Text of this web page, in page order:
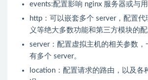
events:配置影响 nginx 服务器或与用
http：可以嵌套多个 server，配置代
义等绝大多数功能和第三方模块的配
server：配置虚拟主机的相关参数，
有多个 server。
location：配置请求的路由，以及各